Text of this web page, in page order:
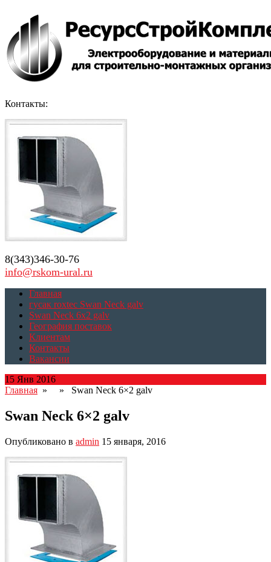
Контакты:
8(343)346-30-76
info@rskom-ural.ru
Главная
гусак roxtec Swan Neck galv
Swan Neck 6x2 galv
География поставок
Клиентам
Контакты
Вакансии
15 Янв 2016
Главная » » Swan Neck 6×2 galv
Swan Neck 6×2 galv
Опубликовано в admin 15 января, 2016